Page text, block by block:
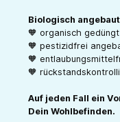
Biologisch
🧡 organisch gedüngt
🧡 pestizidfrei
🧡
🧡
Auf jeden Fall ein
Dein Wohlbefinden.